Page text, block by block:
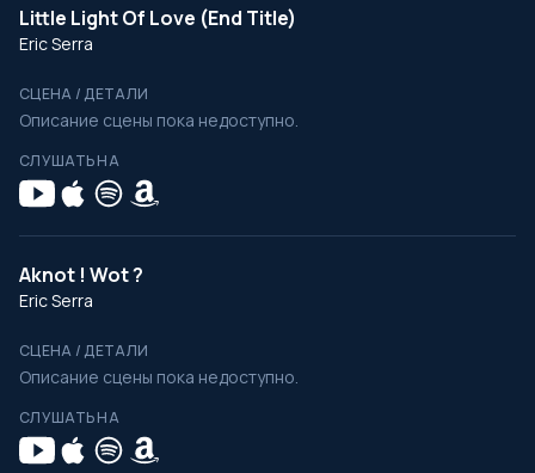
Little Light Of Love (End Title)
Eric Serra
СЦЕНА / ДЕТАЛИ
Описание сцены пока недоступно.
СЛУШАТЬ НА
Aknot ! Wot ?
Eric Serra
СЦЕНА / ДЕТАЛИ
Описание сцены пока недоступно.
СЛУШАТЬ НА